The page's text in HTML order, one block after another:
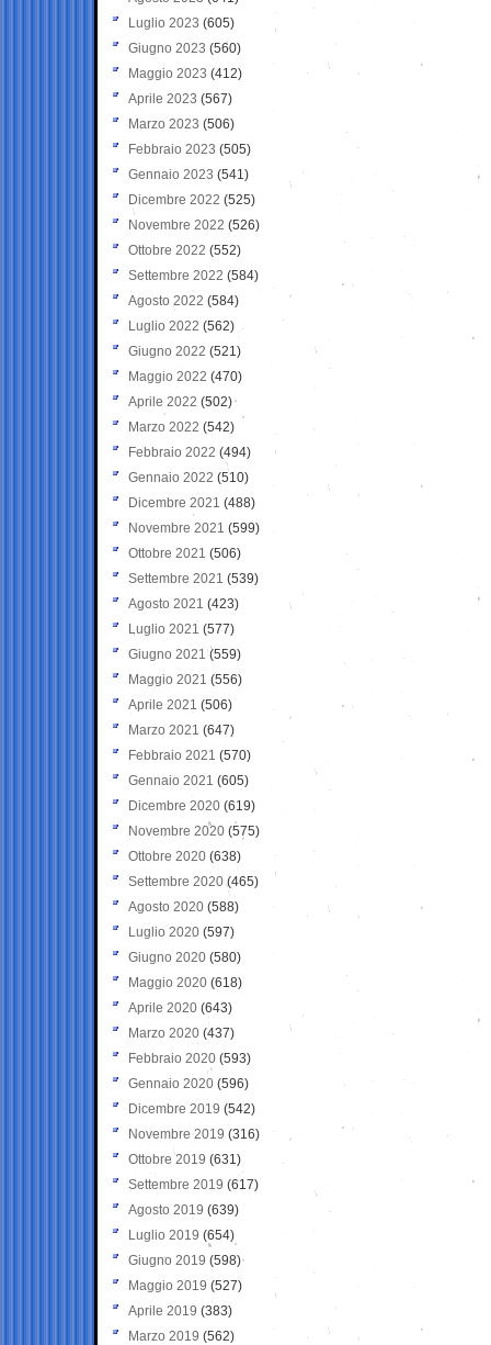
Luglio 2023 (605)
Giugno 2023 (560)
Maggio 2023 (412)
Aprile 2023 (567)
Marzo 2023 (506)
Febbraio 2023 (505)
Gennaio 2023 (541)
Dicembre 2022 (525)
Novembre 2022 (526)
Ottobre 2022 (552)
Settembre 2022 (584)
Agosto 2022 (584)
Luglio 2022 (562)
Giugno 2022 (521)
Maggio 2022 (470)
Aprile 2022 (502)
Marzo 2022 (542)
Febbraio 2022 (494)
Gennaio 2022 (510)
Dicembre 2021 (488)
Novembre 2021 (599)
Ottobre 2021 (506)
Settembre 2021 (539)
Agosto 2021 (423)
Luglio 2021 (577)
Giugno 2021(559)
Maggio 2021 (556)
Aprile 2021 (506)
Marzo 2021 (647)
Febbraio 2021 (570)
Gennaio 2021 (605)
Dicembre 2020 (619)
Novembre 2020 (575)
Ottobre 2020 (638)
Settembre 2020(465)
Agosto 2020 (588)
Luglio 2020 (597)
Giugno 2020 (580)
Maggio 2020 (618)
Aprile 2020 (643)
Marzo 2020 (437)
Febbraio 2020 (593)
Gennaio 2020 (596)
Dicembre 2019 (542)
Novembre 2019 (316)
Ottobre 2019 (631)
Settembre 2019 (617)
Agosto 2019 (639)
Luglio 2019 (654)
Giugno 2019 (598)
Maggio 2019 (527)
Aprile 2019 (383)
Marzo 2019 (562)